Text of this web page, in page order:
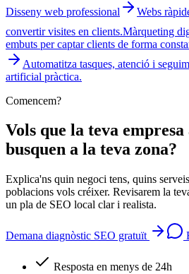
Disseny web professional
Webs
convertir visites en clients.Màrqueting
embuts per captar clients de forma
Automatitza tasques, atenció i
artificial pràctica.
Comencem?
Vols que la teva
busquen a la teva zona?
Explica'ns quin negoci tens, quins
poblacions vols créixer. Revisarem la
un pla de SEO local clar i realista.
Demana diagnòstic SEO gratuït
Resposta en menys de 24h